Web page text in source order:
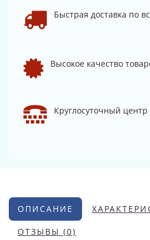
Быстрая доставка по
Высокое качество
Круглосуточный
ОПИСАНИЕ
ОТЗЫВЫ (0)